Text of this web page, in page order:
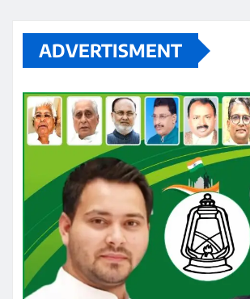
ADVERTISMENT